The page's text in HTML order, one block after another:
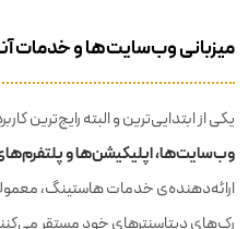
میزبانی وب‌سایت‌ها و خدمات
یکی از ابتدایی‌ترین و البته رایج‌ترین
وب‌سایت‌ها، اپلیکیشن‌ها و
ارائه‌دهنده‌ی خدمات هاستینگ،
رک‌های دیتاسنترهای خود مستقر